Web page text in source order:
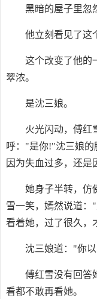
黑暗的屋子里忽
他立刻看见了这
这个改变了他的
翠浓。
是沈三娘。
火光闪动，傅红
呼："是你!"沈三娘的
因为失血过多，还是
她身子半转，仿
雪一笑，嫣然说道：
看着她，过了很久，
沈三娘道："你
傅红雪没有回答
看都不敢再看她。